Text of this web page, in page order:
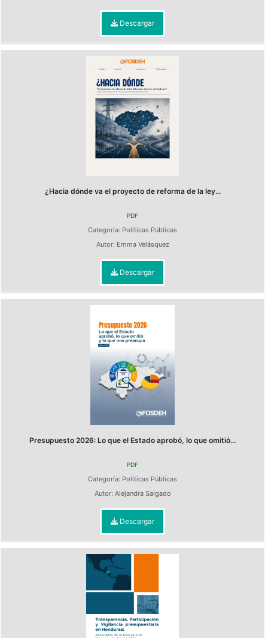
Descargar
¿Hacia dónde va el proyecto de reforma de la ley...
PDF
Categoría: Políticas Públicas
Autor: Emma Velásquez
Descargar
Presupuesto 2026: Lo que el Estado aprobó, lo que omitió...
PDF
Categoría: Políticas Públicas
Autor: Alejandra Salgado
Descargar